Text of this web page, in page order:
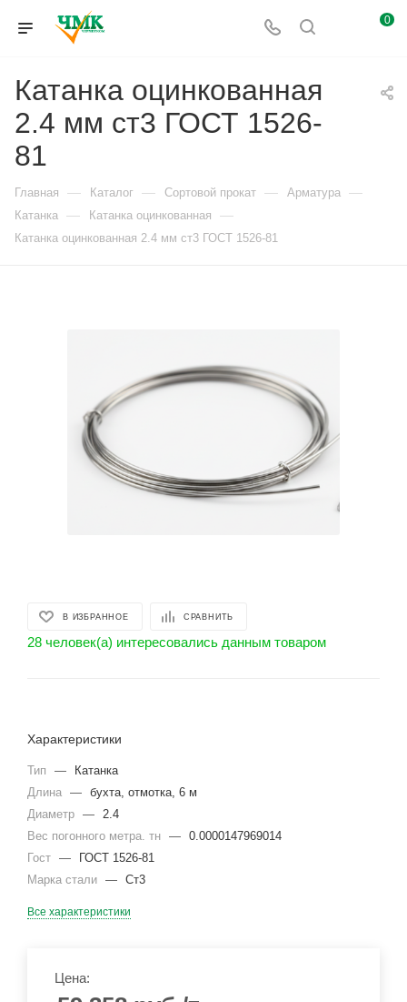
0
Катанка оцинкованная
2.4 мм ст3 ГОСТ 1526-
81
Главная — Каталог — Сортовой прокат — Арматура —
Катанка — Катанка оцинкованная —
Катанка оцинкованная 2.4 мм ст3 ГОСТ 1526-81
В ИЗБРАННОЕ СРАВНИТЬ
28 человек(а) интересовались данным товаром
Характеристики
Тип —
Катанка
Длина — бухта, отмотка, 6 м
Диаметр — 2.4
Вес погонного метра. тн — 0.0000147969014
Гост —
ГОСТ 1526-81
Марка стали — Ст3
Все характеристики
Цена: